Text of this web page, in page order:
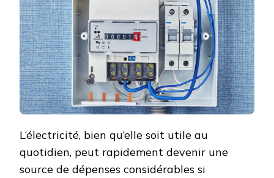
L’électricité, bien qu’elle soit utile au
quotidien, peut rapidement devenir une
source de dépenses considérables si